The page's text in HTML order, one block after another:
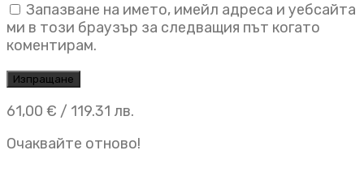
Запазване на името, имейл адреса и уебсайта
ми в този браузър за следващия път когато
коментирам.
61,00 € / 119.31 лв.
Очаквайте отново!